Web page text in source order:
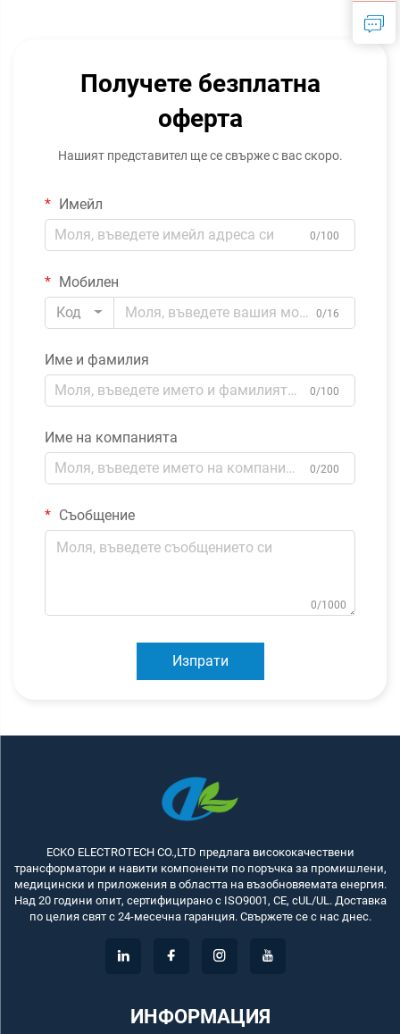
Получете безплатна
оферта
Нашият представител ще се свърже с вас скоро.
Имейл
0/100
Мобилен
Код
0/16
Име и фамилия
0/100
Име на компанията
0/200
Съобщение
0/1000
Изпрати
ECKO ELECTROTECH CO.,LTD предлага висококачествени
трансформатори и навити компоненти по поръчка за промишлени,
медицински и приложения в областта на възобновяемата енергия.
Над 20 години опит, сертифицирано с ISO9001, CE, cUL/UL. Доставка
по целия свят с 24-месечна гаранция. Свържете се с нас днес.
ИНФОРМАЦИЯ